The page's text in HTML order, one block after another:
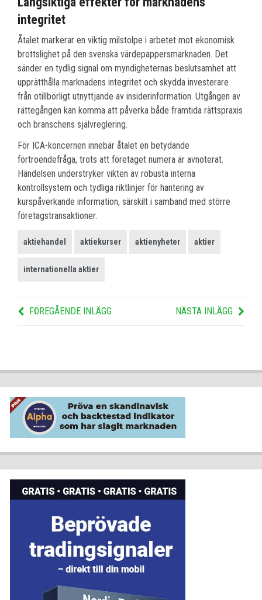
integritet
Åtalet markerar en viktig milstolpe i arbetet mot ekonomisk
brottslighet på den svenska värdepappersmarknaden. Det
sänder en tydlig signal om myndigheternas beslutsamhet att
upprätthålla marknadens integritet och skydda investerare
från otillbörligt utnyttjande av insiderinformation. Utgången av
rättegången kan komma att påverka både framtida rättspraxis
och branschens självreglering.
För ICA-koncernen innebär åtalet en betydande
förtroendefråga, trots att företaget numera är avnoterat.
Händelsen understryker vikten av robusta interna
kontrollsystem och tydliga riktlinjer för hantering av
kurspåverkande information, särskilt i samband med större
företagstransaktioner.
aktiehandel aktiekurser aktienyheter aktier
internationella aktier
FÖREGÅENDE INLÄGG NÄSTA INLÄGG